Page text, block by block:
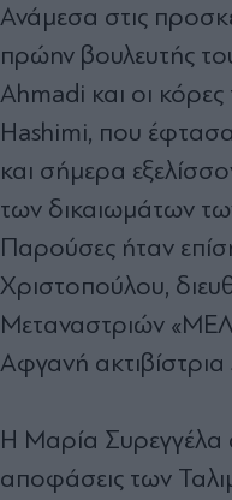
Ανάμεσα στις
πρώην βουλευτής
Ahmadi και οι κόρες
Hashimi, που
και σήμερα
των δικαιωμάτων
Παρούσες ήταν
Χριστοπούλου,
Μεταναστριών
Αφγανή
Η Μαρία Συρεγγέλα
αποφάσεις των